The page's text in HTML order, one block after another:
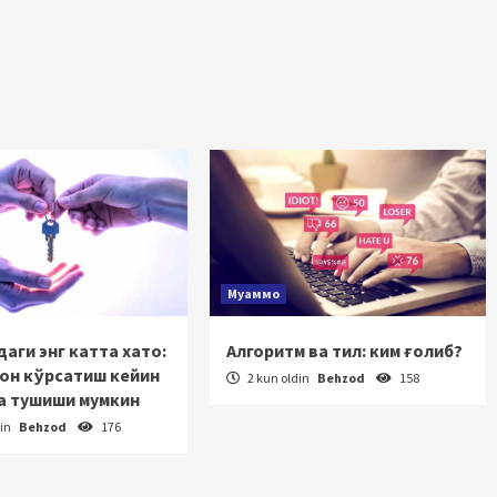
энг катта хато:
кўрсатиш кейин
тушиши мумкин
Behzod 176
Муаммо
Алгоритм ва тил: ким ғолиб?
2 kun oldin Behzod 158